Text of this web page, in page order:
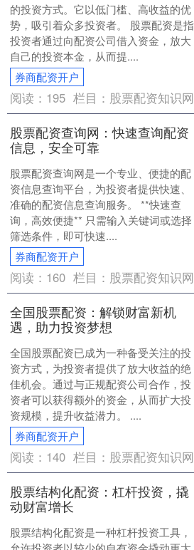
的投资方式。它以低门槛、高收益的优
势，吸引着众多投资者。 股票配资是指
投资者通过向配资公司借入资金，放大
自己的投资本金，从而提....
券商配资开户
阅读： 195 栏目： 股票配资知识网
股票配资查询网：快速查询配资
信息，安全可靠
股票配资查询网是一个专业、便捷的配
资信息查询平台，为投资者提供快速、
准确的配资信息查询服务。 **快速查
询，高效便捷** 只需输入关键词或选择
筛选条件，即可快速....
券商配资开户
阅读： 160 栏目： 股票配资知识网
全国股票配资：解锁财富新机
遇，助力投资梦想
全国股票配资已成为一种备受关注的投
资方式，为投资者提供了放大收益的绝
佳机会。通过与正规配资公司合作，投
资者可以获得额外的资金，从而扩大投
资规模，提升收益潜力。 ....
券商配资开户
阅读： 140 栏目： 股票配资知识网
股票结构化配资：杠杆投资，撬
动财富增长
股票结构化配资是一种杠杆投资工具，